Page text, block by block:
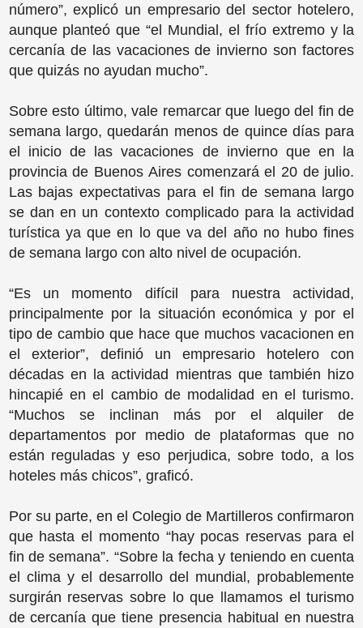
número”, explicó un empresario del sector hotelero,
aunque planteó que “el Mundial, el frío extremo y la
cercanía de las vacaciones de invierno son factores
que quizás no ayudan mucho”.
Sobre esto último, vale remarcar que luego del fin de
semana largo, quedarán menos de quince días para
el inicio de las vacaciones de invierno que en la
provincia de Buenos Aires comenzará el 20 de julio.
Las bajas expectativas para el fin de semana largo
se dan en un contexto complicado para la actividad
turística ya que en lo que va del año no hubo fines
de semana largo con alto nivel de ocupación.
“Es un momento difícil para nuestra actividad,
principalmente por la situación económica y por el
tipo de cambio que hace que muchos vacacionen en
el exterior”, definió un empresario hotelero con
décadas en la actividad mientras que también hizo
hincapié en el cambio de modalidad en el turismo.
“Muchos se inclinan más por el alquiler de
departamentos por medio de plataformas que no
están reguladas y eso perjudica, sobre todo, a los
hoteles más chicos”, graficó.
Por su parte, en el Colegio de Martilleros confirmaron
que hasta el momento “hay pocas reservas para el
fin de semana”. “Sobre la fecha y teniendo en cuenta
el clima y el desarrollo del mundial, probablemente
surgirán reservas sobre lo que llamamos el turismo
de cercanía que tiene presencia habitual en nuestra